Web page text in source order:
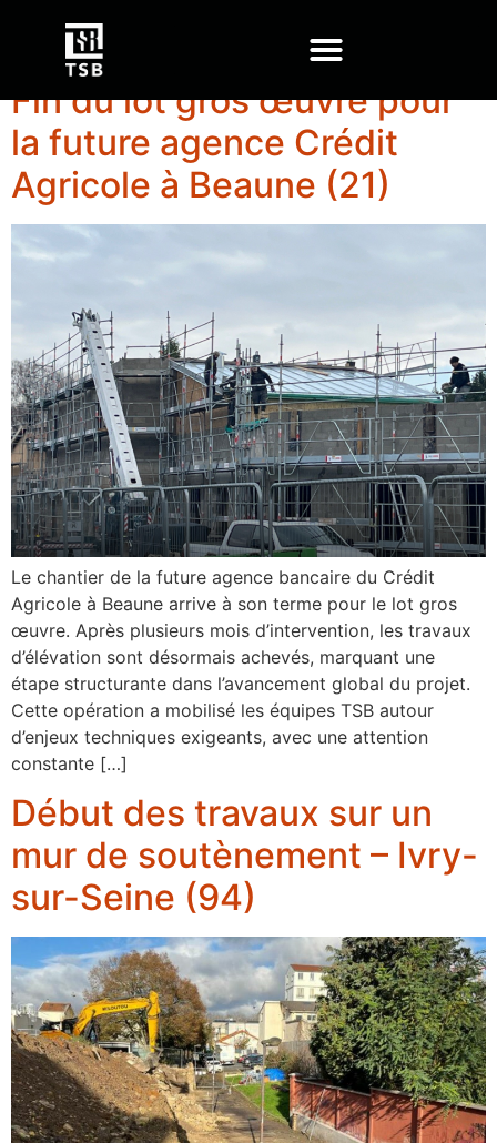
Étiquette : Chantier
Fin du lot gros œuvre pour
la future agence Crédit
Agricole à Beaune (21)
Le chantier de la future agence bancaire du Crédit
Agricole à Beaune arrive à son terme pour le lot gros
œuvre. Après plusieurs mois d’intervention, les travaux
d’élévation sont désormais achevés, marquant une
étape structurante dans l’avancement global du projet.
Cette opération a mobilisé les équipes TSB autour
d’enjeux techniques exigeants, avec une attention
constante […]
Début des travaux sur un
mur de soutènement – Ivry-
sur-Seine (94)